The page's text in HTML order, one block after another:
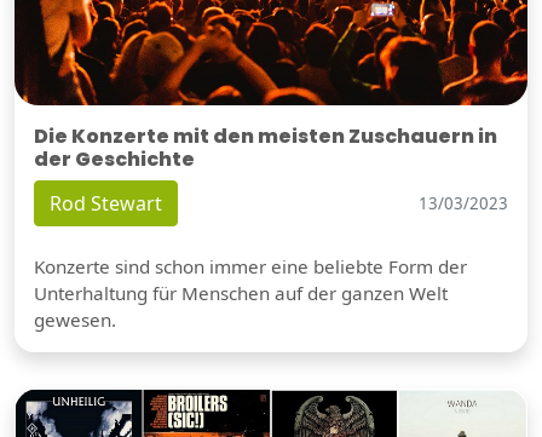
Die Konzerte mit den meisten Zuschauern in
der Geschichte
Rod Stewart 13/03/2023
Konzerte sind schon immer eine beliebte Form der
Unterhaltung für Menschen auf der ganzen Welt
gewesen.